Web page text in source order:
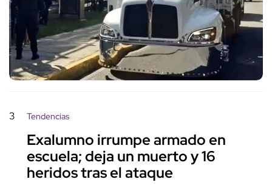
3 Tendencias
Exalumno irrumpe armado en
escuela; deja un muerto y 16
heridos tras el ataque